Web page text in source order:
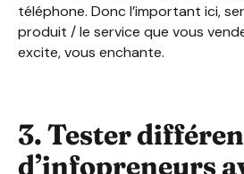
téléphone. Donc l’important ici,
produit / le service que vous
excite, vous enchante.
3. Tester
d’infopreneurs